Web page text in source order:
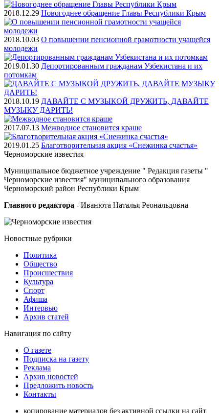
2018.12.29 Новогоднее обращение Главы Республики Крым
2018.10.03 О повышении пенсионной грамотности учащейся
молодежи
2019.01.30 Депортированным гражданам Узбекистана и их
потомкам
2018.10.19 ДАВАЙТЕ С МУЗЫКОЙ ДРУЖИТЬ, ДАВАЙТЕ
МУЗЫКУ ДАРИТЬ!
2017.07.13 Межводное становится краше
2019.01.25 Благотворительная акция «Снежинка счастья»
Черноморские известия
Муниципальное бюджетное учреждение " Редакция газеты "
Черноморские известия" муниципального образования
Черноморский район Республики Крым
Главного редактора - Иванюта Наталья Реональдовна
Новостные рубрики
Политика
Общество
Проиcшествия
Культура
Спорт
Афиша
Интервью
Архив статей
Навигация по сайту
О газете
Подписка на газету
Реклама
Архив новостей
Предложить новость
Контакты
копирование материалов без активной ссылки на сайт